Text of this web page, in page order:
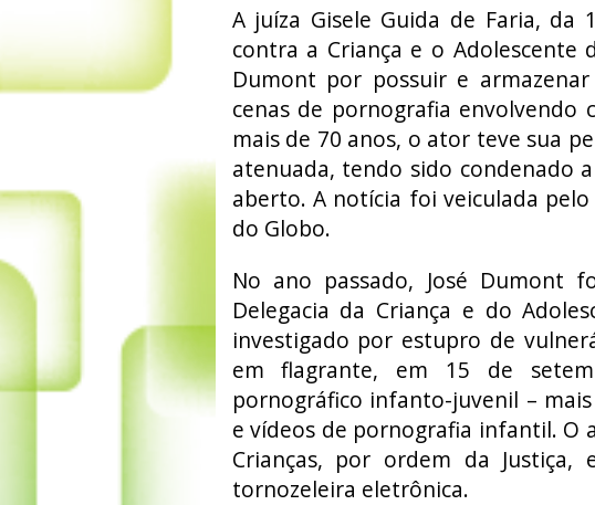
A juíza Gisele Guida de Faria, da
contra a Criança e o Adolescente
Dumont por possuir e
cenas de pornografia envolvendo
mais de 70 anos, o ator teve sua
atenuada, tendo sido condenado
aberto. A notícia foi veiculada
do Globo.
No ano passado, José Dumont
Delegacia da Criança e do
investigado por estupro de
em flagrante, em 15 de
pornográfico infanto-juvenil –
e vídeos de pornografia infantil. O
Crianças, por ordem da
tornozeleira eletrônica.